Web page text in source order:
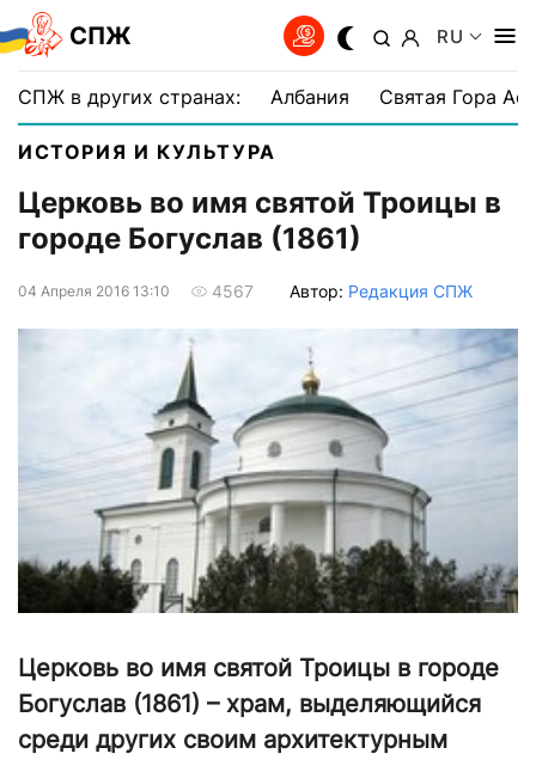
СПЖ RU
СПЖ в других странах: Албания Святая Гора
ИСТОРИЯ И КУЛЬТУРА
Церковь во имя святой Троицы в
городе Богуслав (1861)
04 Апреля 2016 13:10 4567 Автор: Редакция СПЖ
Церковь во имя святой Троицы в городе
Богуслав (1861) – храм, выделяющийся
среди других своим архитектурным